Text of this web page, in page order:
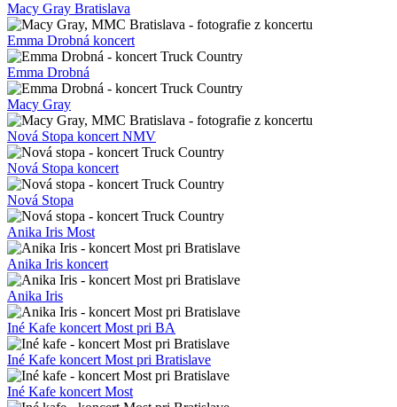
Macy Gray Bratislava
Emma Drobná koncert
Emma Drobná
Macy Gray
Nová Stopa koncert NMV
Nová Stopa koncert
Nová Stopa
Anika Iris Most
Anika Iris koncert
Anika Iris
Iné Kafe koncert Most pri BA
Iné Kafe koncert Most pri Bratislave
Iné Kafe koncert Most